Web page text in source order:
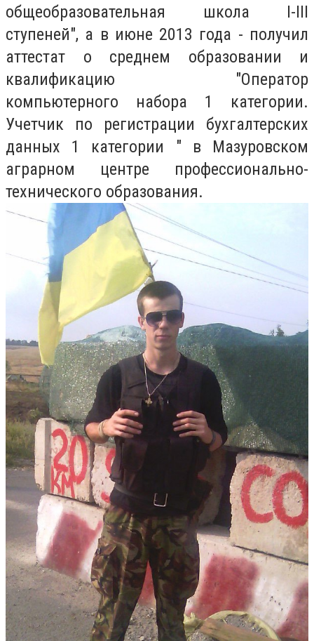
общеобразовательная школа I-III
ступеней", а в июне 2013 года - получил
аттестат о среднем образовании и
квалификацию "Оператор
компьютерного набора 1 категории.
Учетчик по регистрации бухгалтерских
данных 1 категории " в Мазуровском
аграрном центре профессионально-
технического образования.